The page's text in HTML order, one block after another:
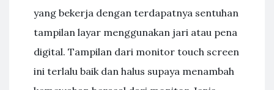
yang bekerja dengan terdapatnya sentuhan
tampilan layar menggunakan jari atau pena
digital. Tampilan dari monitor touch screen
ini terlalu baik dan halus supaya menambah